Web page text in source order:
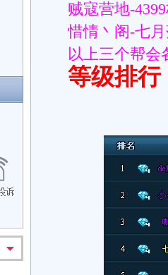
贼寇营地-
惜情丶阁-七
以上三个帮会
等级排行